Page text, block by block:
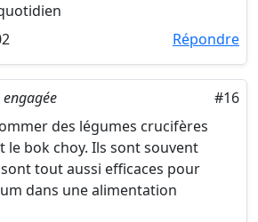
Répondre
engagée
#16
des légumes crucifères
le bok choy. Ils sont souvent
tout aussi efficaces pour
dans une alimentation